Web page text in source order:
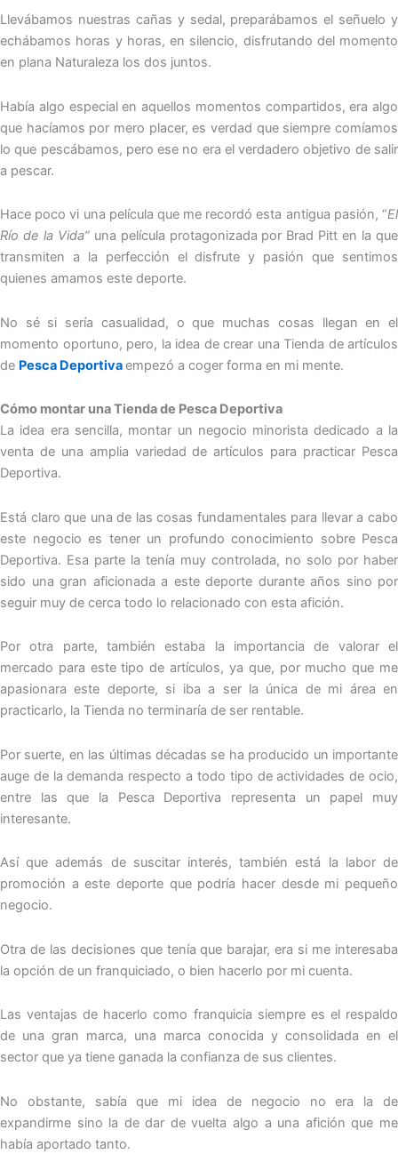
Llevábamos nuestras cañas y sedal, preparábamos el señuelo y
echábamos horas y horas, en silencio, disfrutando del momento
en plana Naturaleza los dos juntos.
Había algo especial en aquellos momentos compartidos, era algo
que hacíamos por mero placer, es verdad que siempre comíamos
lo que pescábamos, pero ese no era el verdadero objetivo de salir
a pescar.
Hace poco vi una película que me recordó esta antigua pasión, “El
Río de la Vida”una película protagonizada por Brad Pitt en la que
transmiten a la perfección el disfrute y pasión que sentimos
quienes amamos este deporte.
No sé si sería casualidad, o que muchas cosas llegan en el
momento oportuno, pero, la idea de crear una Tienda de artículos
de Pesca Deportivaempezó a coger forma en mi mente.
Cómo montar una Tienda de Pesca Deportiva
La idea era sencilla, montar un negocio minorista dedicado a la
venta de una amplia variedad de artículos para practicar Pesca
Deportiva.
Está claro que una de las cosas fundamentales para llevar a cabo
este negocio es tener un profundo conocimiento sobre Pesca
Deportiva. Esa parte la tenía muy controlada, no solo por haber
sido una gran aficionada a este deporte durante años sino por
seguir muy de cerca todo lo relacionado con esta afición.
Por otra parte, también estaba la importancia de valorar el
mercado para este tipo de artículos, ya que, por mucho que me
apasionara este deporte, si iba a ser la única de mi área en
practicarlo, la Tienda no terminaría de ser rentable.
Por suerte, en las últimas décadas se ha producido un importante
auge de la demanda respecto a todo tipo de actividades de ocio,
entre las que la Pesca Deportiva representa un papel muy
interesante.
Así que además de suscitar interés, también está la labor de
promoción a este deporte que podría hacer desde mi pequeño
negocio.
Otra de las decisiones que tenía que barajar, era si me interesaba
la opción de un franquiciado, o bien hacerlo por mi cuenta.
Las ventajas de hacerlo como franquicia siempre es el respaldo
de una gran marca, una marca conocida y consolidada en el
sector que ya tiene ganada la confianza de sus clientes.
No obstante, sabía que mi idea de negocio no era la de
expandirme sino la de dar de vuelta algo a una afición que me
había aportado tanto.